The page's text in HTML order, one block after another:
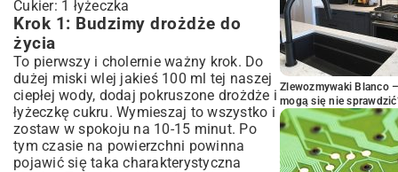
Cukier: 1 łyżeczka
Krok 1: Budzimy drożdże do
życia
To pierwszy i cholernie ważny krok. Do
dużej miski wlej jakieś 100 ml tej naszej
ciepłej wody, dodaj pokruszone drożdże i
łyżeczkę cukru. Wymieszaj to wszystko i
zostaw w spokoju na 10-15 minut. Po
tym czasie na powierzchni powinna
pojawić się taka charakterystyczna
Zlewozmywaki Blanco
mogą się nie